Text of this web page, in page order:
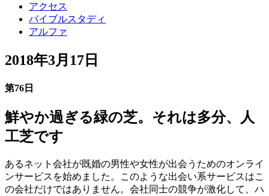
アクセス
バイブルスタディ
アルファ
2018年3月17日
第76日
鮮やか過ぎる緑の芝。それは多分、人
工芝です
あるネット会社が既婚の男性や女性が出会うためのオンライ
ンサービスを始めました。このような出会い系サービスはこ
の会社だけではありません。会社同士の競争が激化して、ハ